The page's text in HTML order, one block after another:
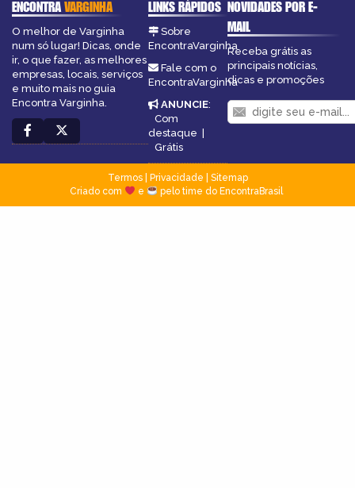
ENCONTRAVARGINHA
O melhor de Varginha
num só lugar! Dicas, onde
ir, o que fazer, as melhores
empresas, locais, serviços
e muito mais no guia
Encontra Varginha.
LINKS RÁPIDOS
Sobre
EncontraVarginha
Fale com o
EncontraVarginha
ANUNCIE:
Com
destaque |
Grátis
NOVIDADES POR E-
MAIL
Receba grátis as
principais notícias,
dicas e promoções
Termos| Privacidade
Sitemap
Criado com
e pelo time do EncontraBrasil